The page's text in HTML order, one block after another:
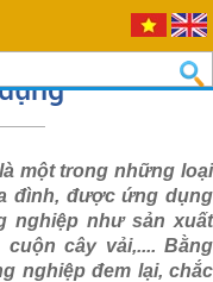
phù hợp với
một trong những loại
đình, được ứng dụng
nghiệp như sản xuất
cuộn cây vải,.... Bằng
nghiệp đem lại, chắc